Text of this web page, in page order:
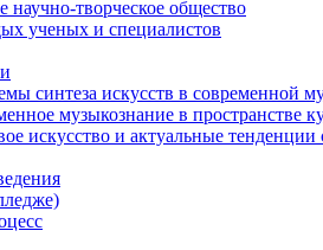
научно-творческое общество
ученых и специалистов
синтеза искусств в современной
музыкознание в пространстве
искусство и актуальные